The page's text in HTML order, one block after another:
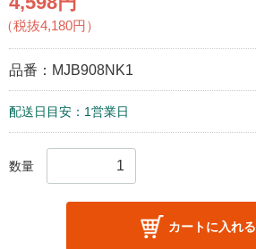
（税抜4,180円）
品番： MJB908NK1
配送日目安：1営業日
数量
カートに入れる